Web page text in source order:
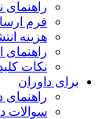
راهنمای
فرم ارسال
هزینه
راهنمای
نکات
برای داوران
راهنمای
سوالات